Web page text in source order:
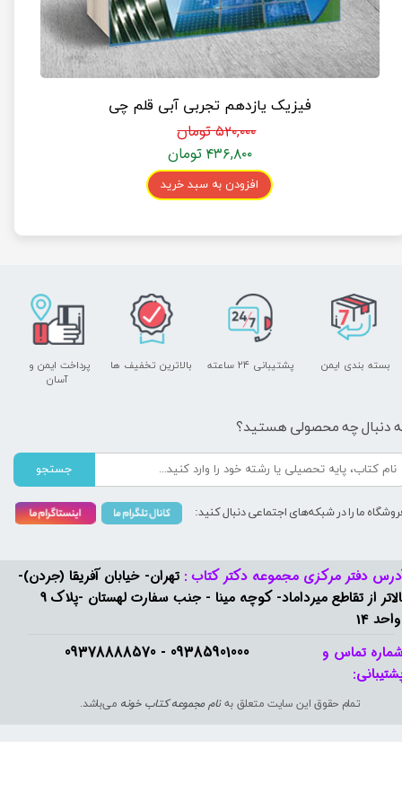
فیزیک یازدهم تجربی آبی قلم چی
۵۲۰,۰۰۰ تومان
۴۳۶,۸۰۰ تومان
افزودن به سبد خرید
09385901000 - 09378888570​​​​​​​
دفتر مرکزی مجموعه دکتر کتاب : تهران- خیابان آفریقا (جردن)-
بالاتر از تقاطع میرداماد- کوچه مینا - جنب سفارت لهستان -پلاک 9
14
تمام حقوق این سایت متعلق بهنام مجموعه کتاب خونه می‌باشد.
تماس و
پشتیبانی ۲۴ ساعته
پرداخت ایمن و ​​​​​​​
آسان
بسته بندی ایمن بالاترین تخفیف ها
دنبال چه محصولی هستید؟
جستجو
ما را در شبکه‌های اجتماعی دنبال کنید: